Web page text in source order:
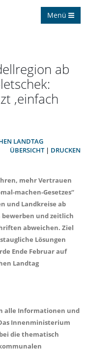
Menü
ab
‚einfach
LANDTAG
ÜBERSICHT| DRUCKEN
mehr Vertrauen
machen-Gesetzes“
und Landkreise ab
bewerben und zeitlich
abweichen. Ziel
Lösungen
Ende Februar auf
Landtag
alle Informationen und
Innenministerium
die thematisch